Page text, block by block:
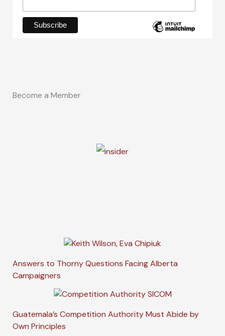
Become a Member
Answers to Thorny Questions Facing Alberta
Campaigners
Guatemala’s Competition Authority Must Abide by
Own Principles